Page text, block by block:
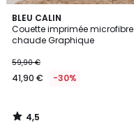
BLEU CALIN
Couette imprimée microfibre
chaude Graphique
59,90 €
41,90 € -30%
4,5
/ 5
4,5
/